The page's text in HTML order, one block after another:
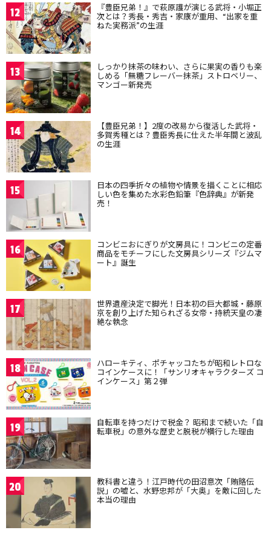
12 『豊臣兄弟！』で萩原護が演じる武将・小堀正
次とは？秀長・秀吉・家康が重用、“出家を重
ねた実務派”の生涯
13 しっかり抹茶の味わい、さらに果実の香りも楽
しめる「無糖フレーバー抹茶」ストロベリー、
マンゴー新発売
14 【豊臣兄弟！】2度の改易から復活した武将・
多賀秀種とは？豊臣秀長に仕えた半年間と波乱
の生涯
15 日本の四季折々の植物や情景を描くことに相応
しい色を集めた水彩色鉛筆『色辞典』が新発
売！
16 コンビニおにぎりが文房具に！コンビニの定番
商品をモチーフにした文房具シリーズ『ジムマ
ート』誕生
17 世界遺産決定で脚光！日本初の巨大都城・藤原
京を創り上げた知られざる女帝・持統天皇の凄
絶な執念
18 ハローキティ、ポチャッコたちが昭和レトロな
コインケースに！「サンリオキャラクターズ コ
インケース」第２弾
19 自転車を持つだけで税金？ 昭和まで続いた「自
転車税」の意外な歴史と脱税が横行した理由
20 教科書と違う！江戸時代の田沼意次「賄賂伝
説」の嘘と、水野忠邦が「大奥」を敵に回した
本当の理由